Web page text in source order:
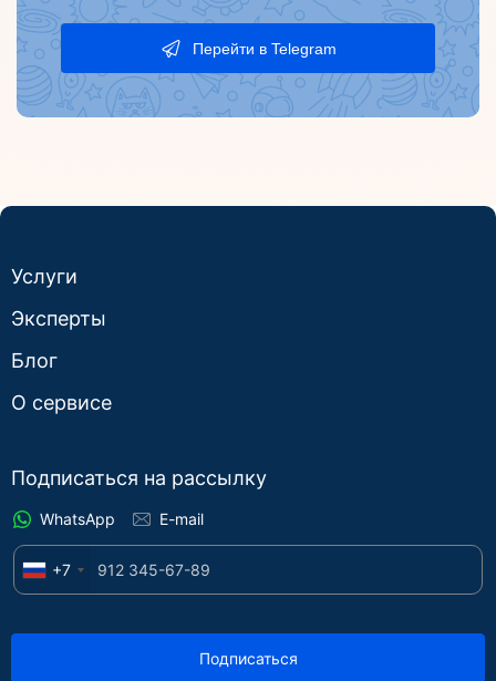
Перейти в Telegram
Услуги
Эксперты
Блог
О сервисе
Подписаться на рассылку
WhatsApp E-mail
+7
Подписаться